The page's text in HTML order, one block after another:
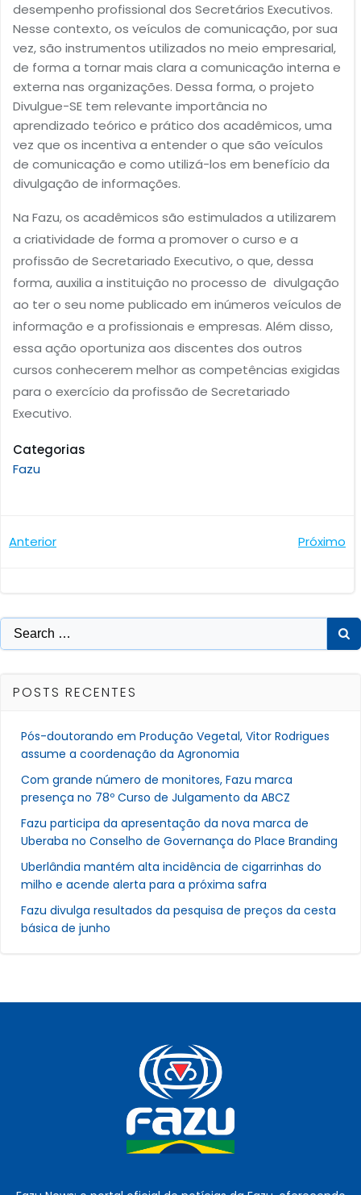
desempenho profissional dos Secretários Executivos.
Nesse contexto, os veículos de comunicação, por sua
vez, são instrumentos utilizados no meio empresarial,
de forma a tornar mais clara a comunicação interna e
externa nas organizações. Dessa forma, o projeto
Divulgue-SE tem relevante importância no
aprendizado teórico e prático dos acadêmicos, uma
vez que os incentiva a entender o que são veículos
de comunicação e como utilizá-los em benefício da
divulgação de informações.
Na Fazu, os acadêmicos são estimulados a utilizarem
a criatividade de forma a promover o curso e a
profissão de Secretariado Executivo, o que, dessa
forma, auxilia a instituição no processo de divulgação
ao ter o seu nome publicado em inúmeros veículos de
informação e a profissionais e empresas. Além disso,
essa ação oportuniza aos discentes dos outros
cursos conhecerem melhor as competências exigidas
para o exercício da profissão de Secretariado
Executivo.​
Categorias
Fazu
Navegação
Post
Anterior
Post
Próximo
Search
for:
POSTS RECENTES
Pós-doutorando em Produção Vegetal, Vitor Rodrigues
assume a coordenação da Agronomia
Com grande número de monitores, Fazu marca
presença no 78º Curso de Julgamento da ABCZ
Fazu participa da apresentação da nova marca de
Uberaba no Conselho de Governança do Place Branding
Uberlândia mantém alta incidência de cigarrinhas do
milho e acende alerta para a próxima safra
Fazu divulga resultados da pesquisa de preços da cesta
básica de junho